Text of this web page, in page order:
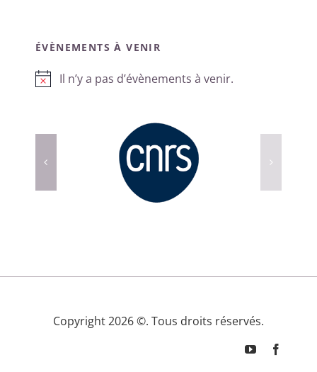
ÉVÈNEMENTS À VENIR
Notice
Il n’y a pas d’évènements à venir.
Copyright 2026 ©. Tous droits réservés.